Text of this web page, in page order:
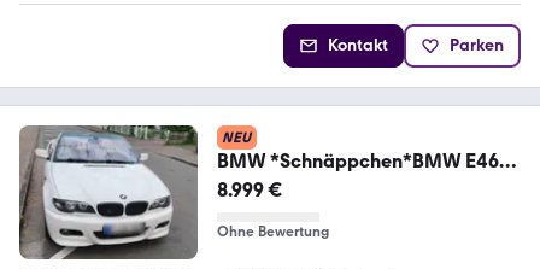
Kontakt Parken
NEU
BMW *Schnäppchen*BMW E46
325Ci Cabrio 6-Zylind...
8.999 €
Ohne Bewertung